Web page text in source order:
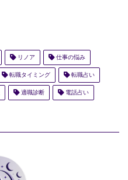
リノア 仕事の悩み
転職タイミング 転職占い
適職診断 電話占い